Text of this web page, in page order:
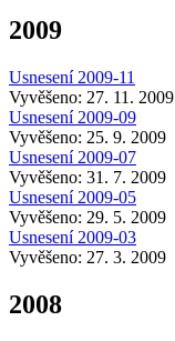
2009
Usnesení 2009-11
Vyvěšeno: 27. 11. 2009
Usnesení 2009-09
Vyvěšeno: 25. 9. 2009
Usnesení 2009-07
Vyvěšeno: 31. 7. 2009
Usnesení 2009-05
Vyvěšeno: 29. 5. 2009
Usnesení 2009-03
Vyvěšeno: 27. 3. 2009
2008